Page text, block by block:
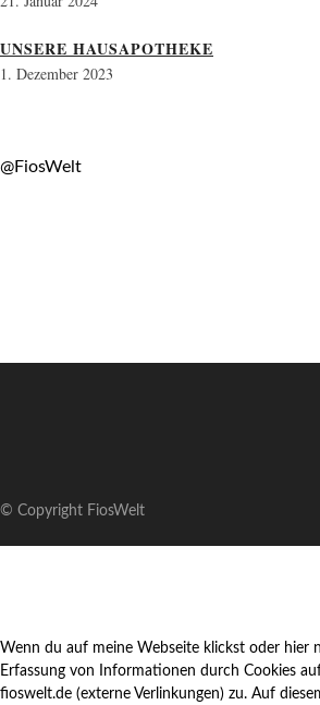
UNSERE HAUSAPOTHEKE
1. Dezember 2023
@FiosWelt
© Copyright FiosWelt
Wenn du auf meine Webseite klickst oder hier
Erfassung von Informationen durch Cookies
fioswelt.de (externe Verlinkungen) zu. Auf